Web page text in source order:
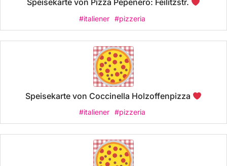
Speisekarte von Pizza Pepenero: Feilitzstr.
#italiener #pizzeria
Speisekarte von Coccinella Holzoffenpizza
#italiener #pizzeria